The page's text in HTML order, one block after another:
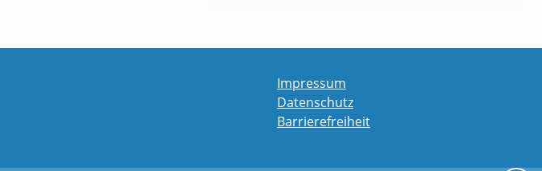
Impressum
Datenschutz
Barrierefreiheit